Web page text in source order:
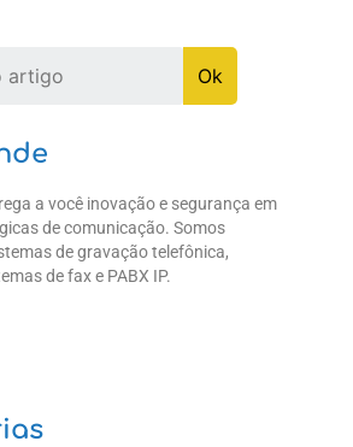
a você inovação e segurança em
de comunicação. Somos
de gravação telefônica,
de fax e PABX IP.